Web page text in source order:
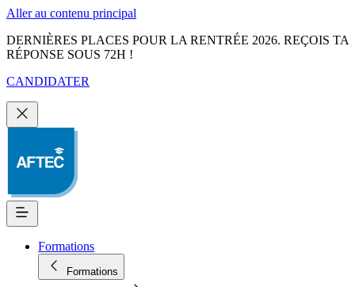
Aller au contenu principal
DERNIÈRES PLACES POUR LA RENTRÉE 2026. REÇOIS TA
RÉPONSE SOUS 72H !
CANDIDATER
Formations
Formations